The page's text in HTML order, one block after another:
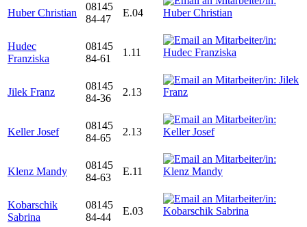
Huber Christian
08145
84-47
E.04
Hudec
Franziska
08145
84-61
1.11
Jilek Franz
08145
84-36
2.13
Keller Josef
08145
84-65
2.13
Klenz Mandy
08145
84-63
E.11
Kobarschik
Sabrina
08145
84-44
E.03